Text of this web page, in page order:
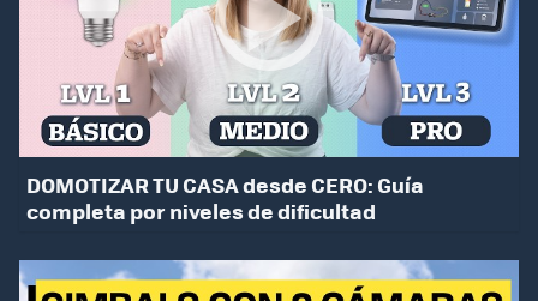
DOMOTIZAR TU CASA desde CERO: Guía
completa por niveles de dificultad